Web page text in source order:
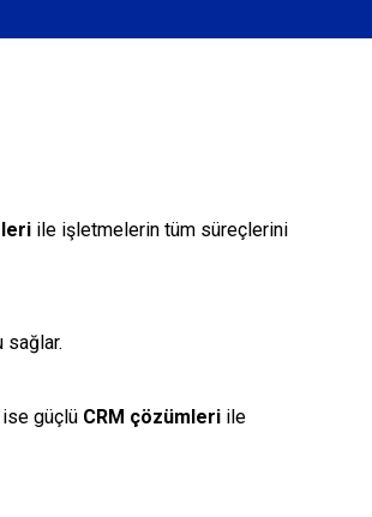
ile işletmelerin tüm süreçlerini
sağlar.
güçlü CRM çözümleri ile